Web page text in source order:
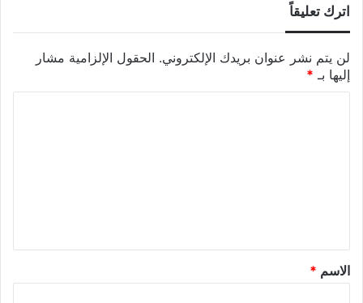
اترك تعليقاً
لن يتم نشر عنوان بريدك الإلكتروني. الحقول الإلزامية مشار
إليها بـ *
الاسم *